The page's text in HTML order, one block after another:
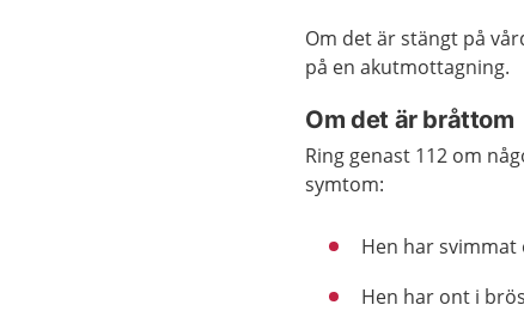
Om det är stängt på
på en akutmottagning.
Om det är bråttom
Ring genast 112 om
symtom:
Hen har
Hen har ont i